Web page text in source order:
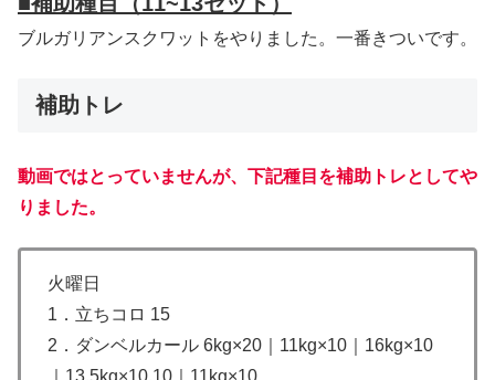
ブルガリアンスクワットをやりました。一番きついです。
補助トレ
動画ではとっていませんが、下記種目を補助トレとしてや
りました。
火曜日
1．立ちコロ 15
2．ダンベルカール 6kg×20｜11kg×10｜16kg×10
｜13.5kg×10,10｜11kg×10